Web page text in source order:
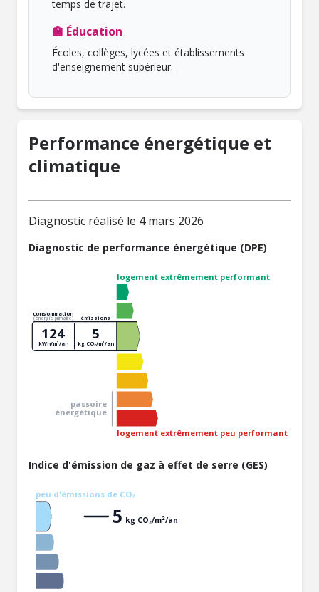
temps de trajet.
🏫 Éducation
Écoles, collèges, lycées et établissements
d'enseignement supérieur.
Performance énergétique et
climatique
Diagnostic réalisé le 4 mars 2026
Diagnostic de performance énergétique (DPE)
logement extrêmement performant
logement extrêmement peu performant
passoire
énergétique
consommation
(énergie primaire) émissions
124
kWh/m²/an
5
kg CO₂/m²/an
Indice d'émission de gaz à effet de serre (GES)
peu d'émissions de CO₂
5 kg CO₂/m²/an